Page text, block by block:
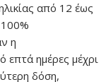
από 12 έως
η
επτά ημέρες μέχρι
δόση,